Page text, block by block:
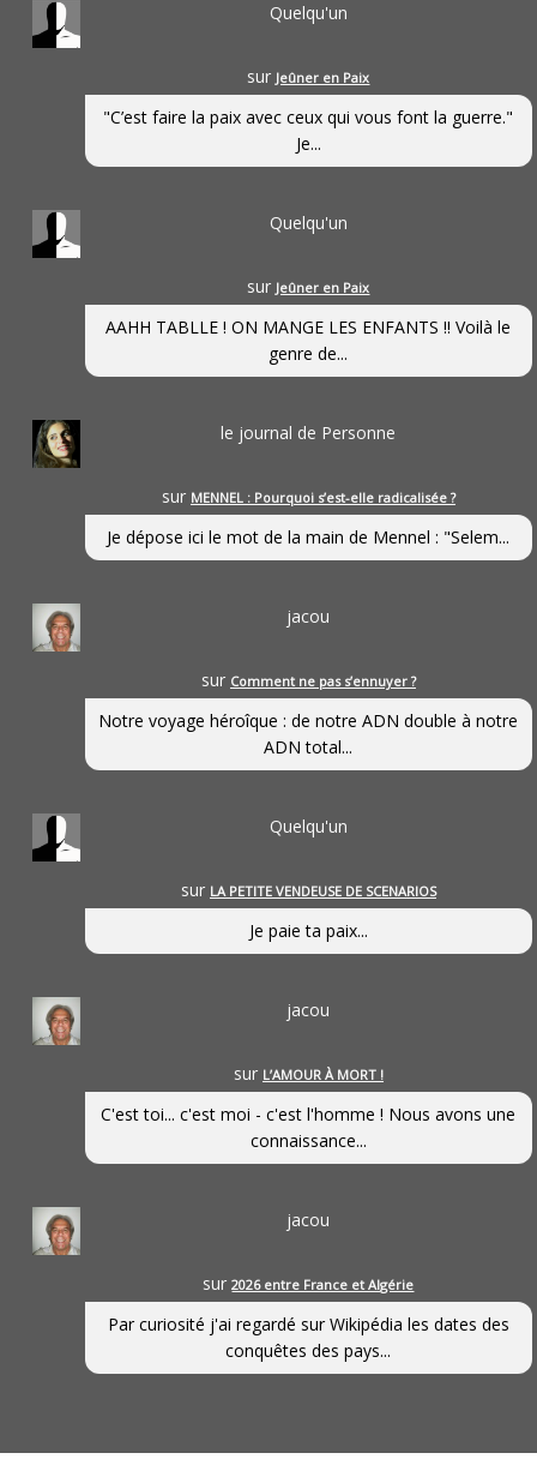
Quelqu'un
sur Jeûner en Paix
"C’est faire la paix avec ceux qui vous font la guerre."
Je...
Quelqu'un
sur Jeûner en Paix
AAHH TABLLE ! ON MANGE LES ENFANTS !! Voilà le
genre de...
le journal de Personne
sur MENNEL : Pourquoi s’est-elle radicalisée ?
Je dépose ici le mot de la main de Mennel : "Selem...
jacou
sur Comment ne pas s’ennuyer ?
Notre voyage héroîque : de notre ADN double à notre
ADN total...
Quelqu'un
sur LA PETITE VENDEUSE DE SCENARIOS
Je paie ta paix...
jacou
sur L’AMOUR À MORT !
C'est toi... c'est moi - c'est l'homme ! Nous avons une
connaissance...
jacou
sur2026 entre France et Algérie
Par curiosité j'ai regardé sur Wikipédia les dates des
conquêtes des pays...